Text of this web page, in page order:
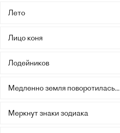
Лето
Лицо коня
Лодейников
Медленно земля поворотилась...
Меркнут знаки зодиака